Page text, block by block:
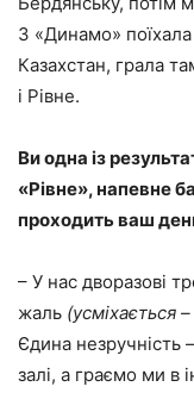
З «Динамо»
Казахстан, грала
і Рівне.
Ви одна із
«Рівне», напевне
проходить ваш
– У нас дворазові
жаль (усміхається
Єдина незручність
залі, а граємо ми